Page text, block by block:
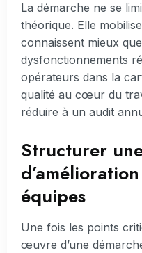
La démarche ne se
théorique. Elle
connaissent mieux
dysfonctionnements
opérateurs dans la
qualité au cœur du
réduire à un audit
Structurer
équipes
Une fois les points
œuvre d’une